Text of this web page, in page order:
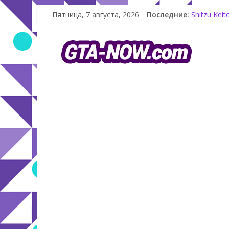
Пятница, 7 августа, 2026 Последние:
Как
Shitzu
GTA
Летнее